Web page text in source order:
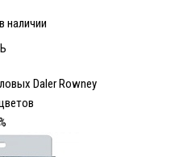
наличии
Daler Rowney